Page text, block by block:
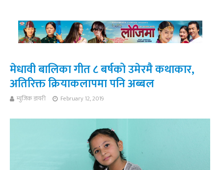
मेधावी बालिका गीत ८ बर्षको उमेरमै कथाकार,
अतिरिक्त क्रियाकलापमा पनि अब्बल
म्युजिक डायरी February 12, 2019